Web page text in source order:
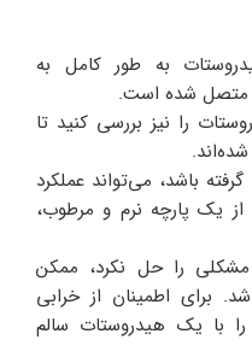
به طور کامل به
متصل شده است.
را نیز بررسی کنید تا
باشد، می‌تواند عملکرد
از یک پارچه نرم و مرطوب،
مشکلی را حل نکرد، ممکن
برای اطمینان از خرابی
با یک هیدروستات سالم